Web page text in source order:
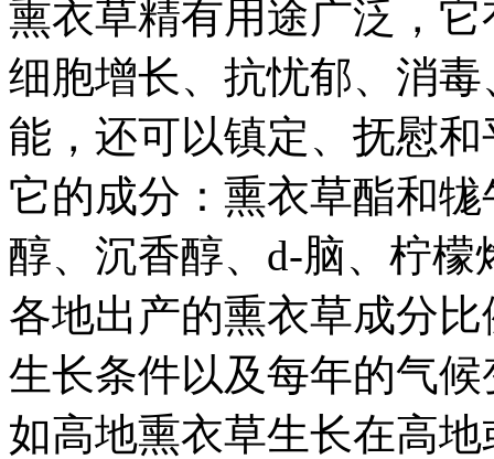
熏衣草精有用途广泛，
细胞增长、抗忧郁、消
能，还可以镇定、抚慰
它的成分：熏衣草酯和
醇、沉香醇、d-脑、柠檬
各地出产的熏衣草成分
生长条件以及每年的气
如高地熏衣草生长在高